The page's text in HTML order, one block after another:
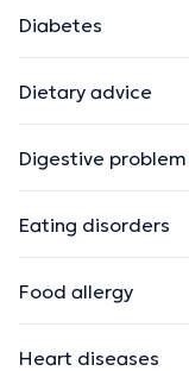
Diabetes
Dietary advice
Digestive problem
Eating disorders
Food allergy
Heart diseases